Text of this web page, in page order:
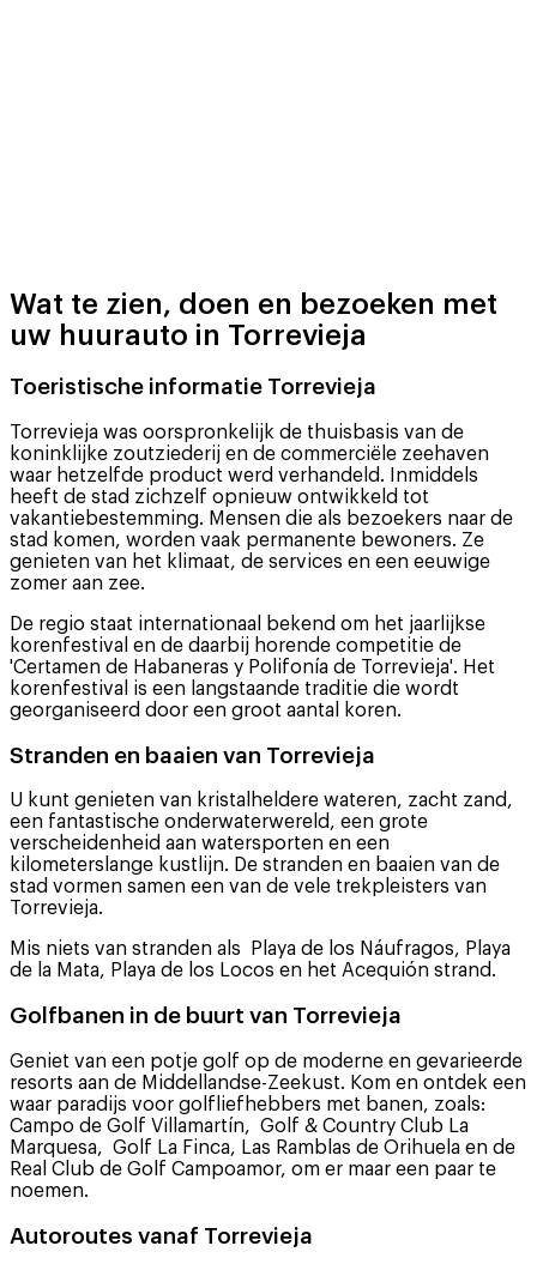
Wat te zien, doen en bezoeken met
uw huurauto in Torrevieja
Toeristische informatie Torrevieja
Torrevieja was oorspronkelijk de thuisbasis van de
koninklijke zoutziederij en de commerciële zeehaven
waar hetzelfde product werd verhandeld. Inmiddels
heeft de stad zichzelf opnieuw ontwikkeld tot
vakantiebestemming. Mensen die als bezoekers naar de
stad komen, worden vaak permanente bewoners. Ze
genieten van het klimaat, de services en een eeuwige
zomer aan zee.
De regio staat internationaal bekend om het jaarlijkse
korenfestival en de daarbij horende competitie de
'Certamen de Habaneras y Polifonía de Torrevieja'. Het
korenfestival is een langstaande traditie die wordt
georganiseerd door een groot aantal koren.
Stranden en baaien van Torrevieja
U kunt genieten van kristalheldere wateren, zacht zand,
een fantastische onderwaterwereld, een grote
verscheidenheid aan watersporten en een
kilometerslange kustlijn. De stranden en baaien van de
stad vormen samen een van de vele trekpleisters van
Torrevieja.
Mis niets van stranden als Playa de los Náufragos, Playa
de la Mata, Playa de los Locos en het Acequión strand.
Golfbanen in de buurt van Torrevieja
Geniet van een potje golf op de moderne en gevarieerde
resorts aan de Middellandse-Zeekust. Kom en ontdek een
waar paradijs voor golfliefhebbers met banen, zoals:
Campo de Golf Villamartín, Golf & Country Club La
Marquesa, Golf La Finca, Las Ramblas de Orihuela en de
Real Club de Golf Campoamor, om er maar een paar te
noemen.
Autoroutes vanaf Torrevieja